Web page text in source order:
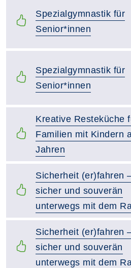
Spezialgymnastik für
Senior*innen
Spezialgymnastik für
Senior*innen
Kreative Resteküche
Familien mit Kindern
Jahren
Sicherheit (er)fahren
sicher und souverän
unterwegs mit dem
Sicherheit (er)fahren
sicher und souverän
unterwegs mit dem